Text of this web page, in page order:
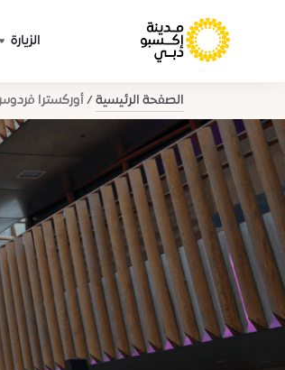
الزيارة
الصفحة الرئيسية أوركسترا